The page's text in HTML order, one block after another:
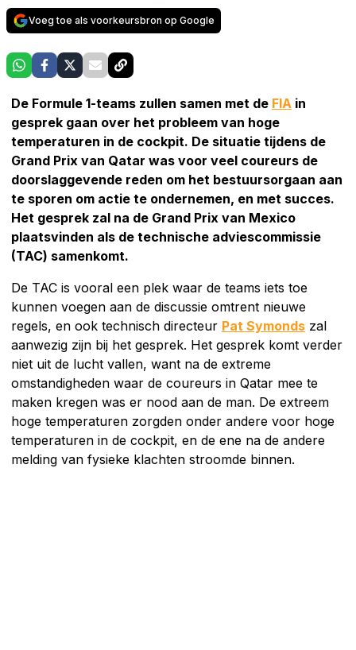
Voeg toe als voorkeursbron op Google
De Formule 1-teams zullen samen met de FIA in
gesprek gaan over het probleem van hoge
temperaturen in de cockpit. De situatie tijdens de
Grand Prix van Qatar was voor veel coureurs de
doorslaggevende reden om het bestuursorgaan aan
te sporen om actie te ondernemen, en met succes.
Het gesprek zal na de Grand Prix van Mexico
plaatsvinden als de technische adviescommissie
(TAC) samenkomt.
De TAC is vooral een plek waar de teams iets toe
kunnen voegen aan de discussie omtrent nieuwe
regels, en ook technisch directeur Pat Symonds zal
aanwezig zijn bij het gesprek. Het gesprek komt verder
niet uit de lucht vallen, want na de extreme
omstandigheden waar de coureurs in Qatar mee te
maken kregen was er nood aan de man. De extreem
hoge temperaturen zorgden onder andere voor hoge
temperaturen in de cockpit, en de ene na de andere
melding van fysieke klachten stroomde binnen.